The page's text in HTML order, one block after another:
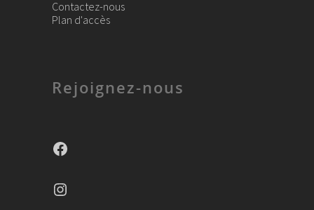
Contactez-nous
Plan d'accès
Rejoignez-nous